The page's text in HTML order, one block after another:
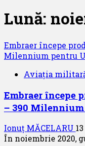
Lună:
Embraer începe
Milennium pentru
Aviația
Embraer începe
– 390
Ionuț MĂCELARU
În noiembrie 2020,